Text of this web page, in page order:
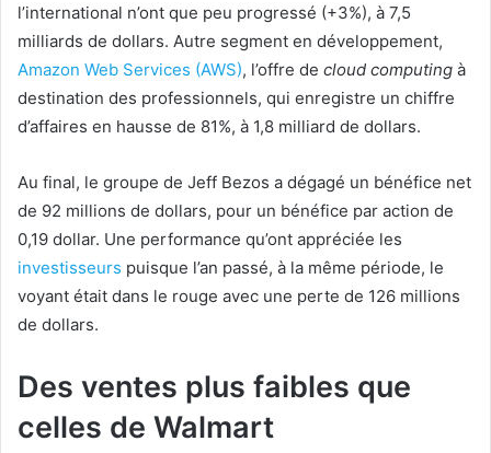
l’international n’ont que peu progressé (+3%), à 7,5
milliards de dollars. Autre segment en développement,
Amazon Web Services (AWS), l’offre de cloud computing à
destination des professionnels, qui enregistre un chiffre
d’affaires en hausse de 81%, à 1,8 milliard de dollars.
Au final, le groupe de Jeff Bezos a dégagé un bénéfice net
de 92 millions de dollars, pour un bénéfice par action de
0,19 dollar. Une performance qu’ont appréciée les
investisseurs puisque l’an passé, à la même période, le
voyant était dans le rouge avec une perte de 126 millions
de dollars.
Des ventes plus faibles que
celles de Walmart